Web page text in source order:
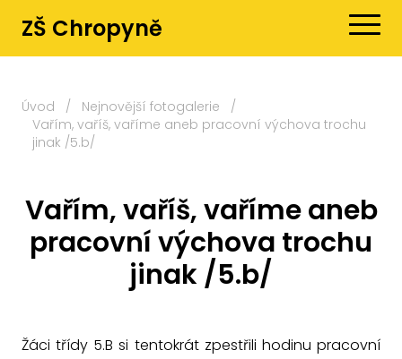
ZŠ Chropyně
Úvod / Nejnovější fotogalerie
/
Vařím, vaříš, vaříme aneb pracovní výchova trochu
jinak /5.b/
Vařím, vaříš, vaříme aneb
pracovní výchova trochu
jinak /5.b/
Žáci třídy 5.B si tentokrát zpestřili hodinu pracovní